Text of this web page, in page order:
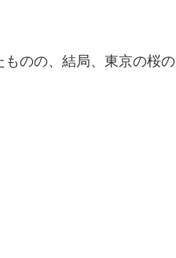
のの、結局、東京の桜の